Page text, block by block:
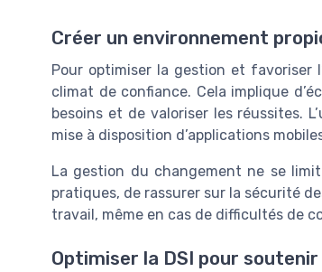
Créer un environnement
Pour optimiser la gestion et favoriser
climat de confiance. Cela implique
besoins et de valoriser les réussites.
mise à disposition d’applications
La gestion du changement ne se
pratiques, de rassurer sur la sécurité
travail, même en cas de difficultés de
Optimiser la DSI pour